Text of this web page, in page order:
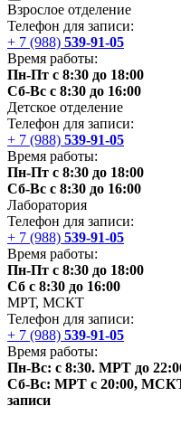
Взрослое отделение
Телефон для записи:
+ 7 (988) 539-91-05
Время работы:
Пн-Пт с 8:30 до 18:00
Сб-Вс с 8:30 до 16:00
Детское отделение
Телефон для записи:
+ 7 (988) 539-91-05
Время работы:
Пн-Пт с 8:30 до 18:00
Сб-Вс с 8:30 до 16:00
Лаборатория
Телефон для записи:
+ 7 (988) 539-91-05
Время работы:
Пн-Пт с 8:30 до 18:00
Сб с 8:30 до 16:00
МРТ, МСКТ
Телефон для записи:
+ 7 (988) 539-91-05
Время работы:
Пн-Вс: с 8:30. МРТ до
Сб-Вс: МРТ с 20:00,
записи